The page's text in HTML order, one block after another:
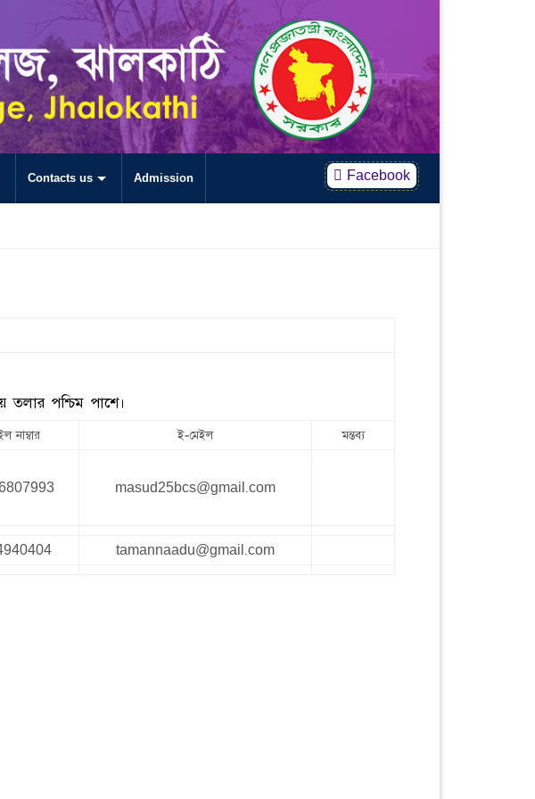
Contacts us Admission Facebook
তলার পশ্চিম পাশে।
নাম্বার ই-মেইল মন্তব্য
masud25bcs@gmail.com
tamannaadu@gmail.com